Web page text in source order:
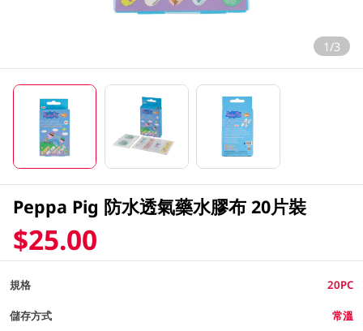
1/3
Peppa Pig 防水透氣藥水膠布 20片裝
$25.00
規格 20PC
儲存方式 常溫